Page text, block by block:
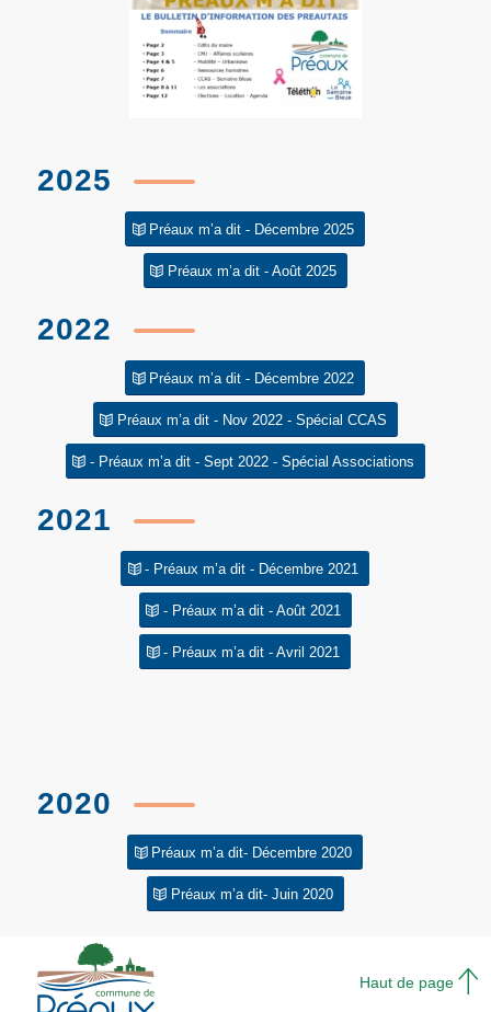
2025
Préaux m’a dit - Décembre 2025
Préaux m’a dit - Août 2025
2022
Préaux m’a dit - Décembre 2022
Préaux m’a dit - Nov 2022 - Spécial CCAS
- Préaux m’a dit - Sept 2022 - Spécial Associations
2021
- Préaux m’a dit - Décembre 2021
- Préaux m’a dit - Août 2021
- Préaux m’a dit - Avril 2021
2020
Préaux m’a dit- Décembre 2020
Préaux m’a dit- Juin 2020
Haut de page